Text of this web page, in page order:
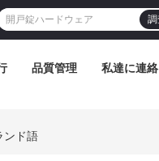
調
品質管理 私達に連
ンド語